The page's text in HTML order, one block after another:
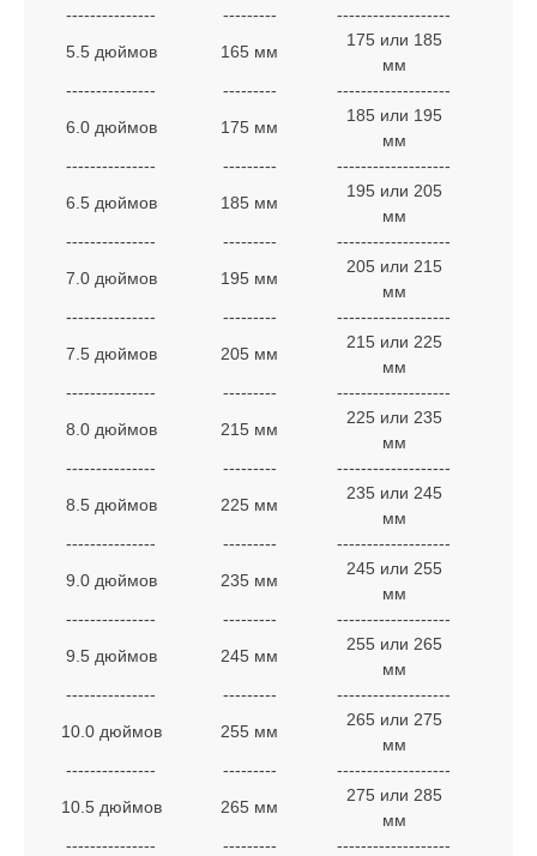
н
я
---------------
--------- -------------------
5.5 дюймов
165 мм
175 или 185
мм
---------------
--------- -------------------
6.0 дюймов
175 мм
185 или 195
мм
---------------
--------- -------------------
6.5 дюймов
185 мм
195 или 205
мм
---------------
--------- -------------------
7.0 дюймов
195 мм
205 или 215
мм
---------------
--------- -------------------
7.5 дюймов
205 мм
215 или 225
мм
---------------
--------- -------------------
8.0 дюймов
215 мм
225 или 235
мм
---------------
--------- -------------------
8.5 дюймов
225 мм
235 или 245
мм
---------------
--------- -------------------
9.0 дюймов
235 мм
245 или 255
мм
---------------
--------- -------------------
9.5 дюймов
245 мм
255 или 265
мм
---------------
--------- -------------------
10.0 дюймов
255 мм
265 или 275
мм
---------------
--------- -------------------
10.5 дюймов
265 мм
275 или 285
мм
---------------
--------- -------------------